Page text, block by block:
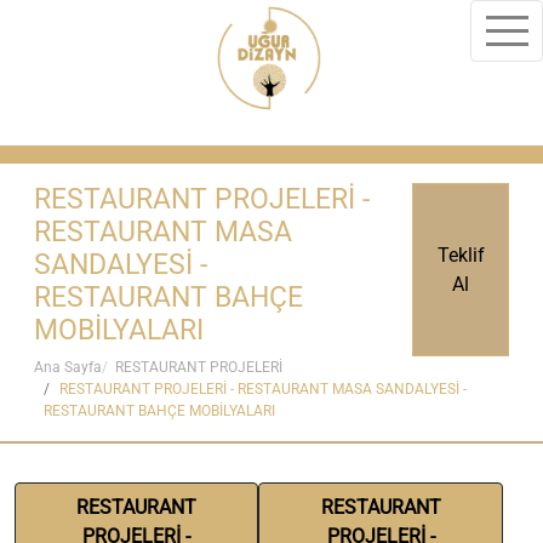
RESTAURANT PROJELERİ -
RESTAURANT MASA
SANDALYESİ -
RESTAURANT BAHÇE
MOBİLYALARI
Teklif
Al
Ana Sayfa
RESTAURANT PROJELERİ
RESTAURANT PROJELERİ - RESTAURANT MASA SANDALYESİ -
RESTAURANT BAHÇE MOBİLYALARI
RESTAURANT
PROJELERİ -
RESTAURANT
PROJELERİ -